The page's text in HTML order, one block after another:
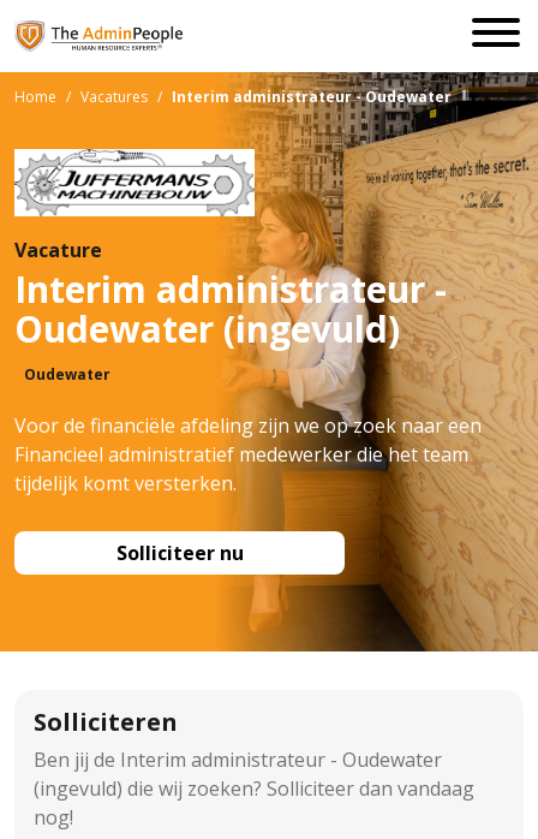
Home / Vacatures / Interim administrateur - Oudewater
Vacature
Interim administrateur -
Oudewater (ingevuld)
Oudewater
Voor de financiële afdeling zijn we op zoek naar een
Financieel administratief medewerker die het team
tijdelijk komt versterken.
Solliciteer nu
Solliciteren
Ben jij de Interim administrateur - Oudewater
(ingevuld) die wij zoeken? Solliciteer dan vandaag
nog!